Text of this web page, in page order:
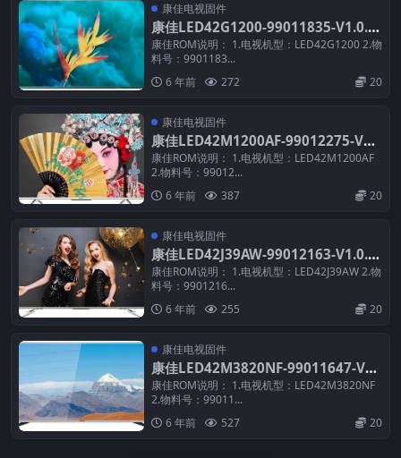
康佳电视固件
康佳LED42G1200-99011835-V1.0.1
原厂系统刷机电视固件包下载
康佳ROM说明： 1.电视机型：LED42G1200 2.物
料号：9901183...
6 年前
272 20
康佳电视固件
康佳LED42M1200AF-99012275-V1.
0.1原厂系统刷机电视固件包下载
康佳ROM说明： 1.电视机型：LED42M1200AF
2.物料号：99012...
6 年前
387 20
康佳电视固件
康佳LED42J39AW-99012163-V1.0.0
2原厂系统刷机电视固件包下载
康佳ROM说明： 1.电视机型：LED42J39AW 2.物
料号：9901216...
6 年前
255 20
康佳电视固件
康佳LED42M3820NF-99011647-V1.
1.13原厂系统刷机电视固件包下载
康佳ROM说明： 1.电视机型：LED42M3820NF
2.物料号：99011...
6 年前
527 20